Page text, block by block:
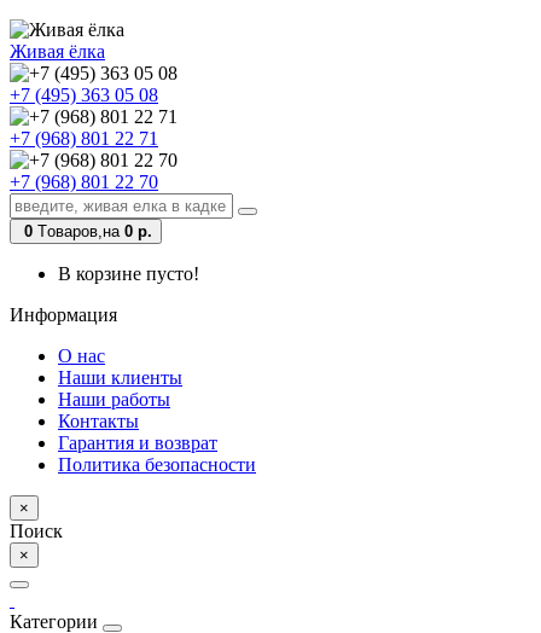
Живая ёлка
+7 (495) 363 05 08
+7 (968) 801 22 71
+7 (968) 801 22 70
0 Tоваров,на 0 р.
В корзине пусто!
Информация
О нас
Наши клиенты
Наши работы
Контакты
Гарантия и возврат
Политика безопасности
×
Поиск
×
Категории